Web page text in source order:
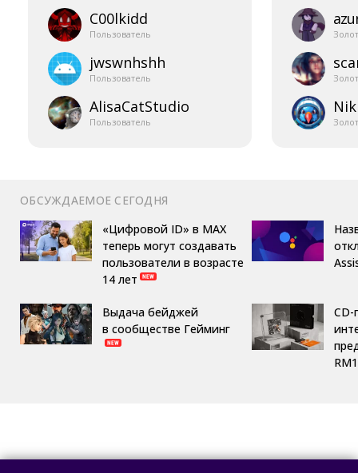
C00lkidd
Пользователь
jwswnhshh
Пользователь
AlisaCatStudio
Пользователь
ОБСУЖДАЕМОЕ СЕГОДНЯ
«Цифровой ID» в MAX
теперь могут создавать
пользователи в возрасте
14 лет
Выдача бейджей
в сообществе Гейминг
CD-
RM1